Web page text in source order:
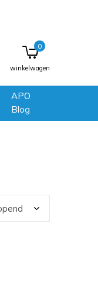
APO
Blog
winkelwagen
0